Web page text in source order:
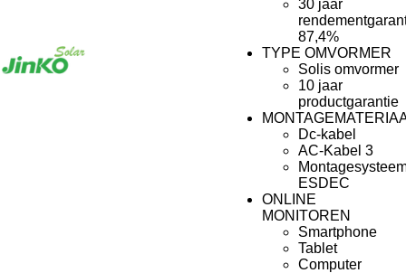
30 jaar
87,4%
TYPE OMVORMER
Solis omvormer
10 jaar
productgarantie
Dc-kabel
AC-Kabel 3
ESDEC
ONLINE
MONITOREN
Smartphone
Tablet
Computer